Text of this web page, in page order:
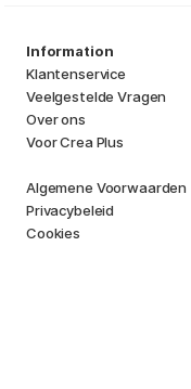
Information
Klantenservice
Veelgestelde Vragen
Over ons
Voor Crea Plus
Algemene Voorwaarden
Privacybeleid
Cookies